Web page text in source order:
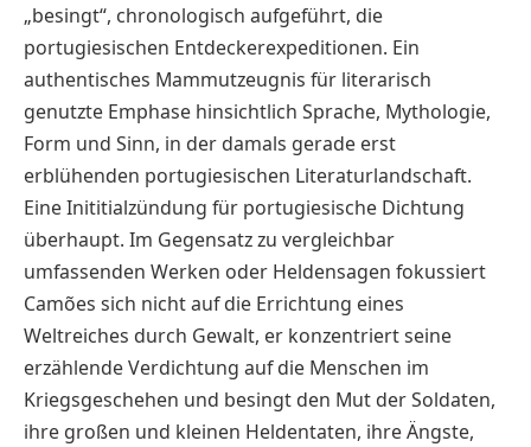
„besingt“, chronologisch aufgeführt, die
portugiesischen Entdeckerexpeditionen. Ein
authentisches Mammutzeugnis für literarisch
genutzte Emphase hinsichtlich Sprache, Mythologie,
Form und Sinn, in der damals gerade erst
erblühenden portugiesischen Literaturlandschaft.
Eine Inititialzündung für portugiesische Dichtung
überhaupt. Im Gegensatz zu vergleichbar
umfassenden Werken oder Heldensagen fokussiert
Camões sich nicht auf die Errichtung eines
Weltreiches durch Gewalt, er konzentriert seine
erzählende Verdichtung auf die Menschen im
Kriegsgeschehen und besingt den Mut der Soldaten,
ihre großen und kleinen Heldentaten, ihre Ängste,